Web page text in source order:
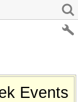
Events